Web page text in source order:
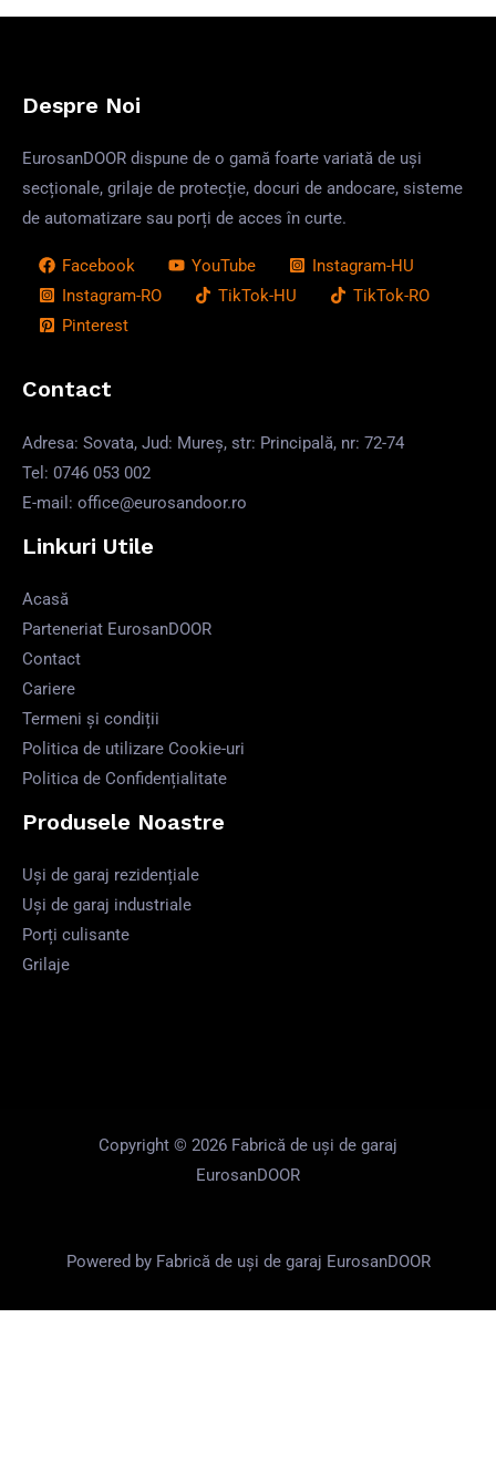
Despre Noi
EurosanDOOR dispune de o gamă foarte variată de uși
secționale, grilaje de protecție, docuri de andocare, sisteme
de automatizare sau porți de acces în curte.
Facebook YouTube
Instagram-HU
Instagram-RO
TikTok-HU
TikTok-RO
Pinterest
Contact
Adresa: Sovata, Jud: Mureș, str: Principală, nr: 72-74
Tel: 0746 053 002
E-mail: office@eurosandoor.ro
Linkuri Utile
Acasă
Parteneriat EurosanDOOR
Contact
Cariere
Termeni și condiții
Politica de utilizare Cookie-uri
Politica de Confidențialitate
Produsele Noastre
Uși de garaj rezidențiale
Uși de garaj industriale
Porți culisante
Grilaje
Copyright © 2026 Fabrică de uși de garaj
EurosanDOOR
Powered by Fabrică de uși de garaj EurosanDOOR